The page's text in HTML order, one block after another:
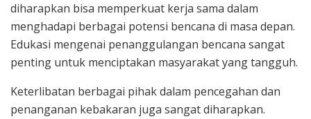
diharapkan bisa memperkuat kerja sama dalam
menghadapi berbagai potensi bencana di masa depan.
Edukasi mengenai penanggulangan bencana sangat
penting untuk menciptakan masyarakat yang tangguh.
Keterlibatan berbagai pihak dalam pencegahan dan
penanganan kebakaran juga sangat diharapkan.